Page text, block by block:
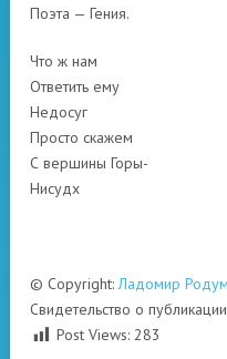
Поэта — Гения.
Что ж нам
Ответить ему
Недосуг
Просто скажем
С вершины Горы-
Нисудх
© Copyright:Ладомир
Свидетельство о
Post Views: 283